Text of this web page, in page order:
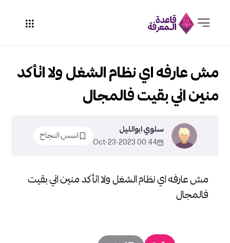
مش عارفه اي نظام الشغل ولا اتأكد منين اني بقيت
فالمجال
مش عارفه اي نظام الشغل ولا اتأكد
منين اني بقيت فالمجال
سلوي ابوالليل
00:44 2023-Oct-23
اسس النجاح